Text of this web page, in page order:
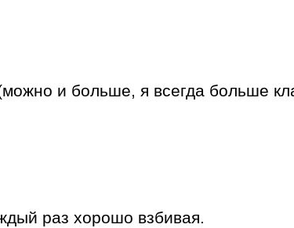
и больше, я всегда больше
раз хорошо взбивая.